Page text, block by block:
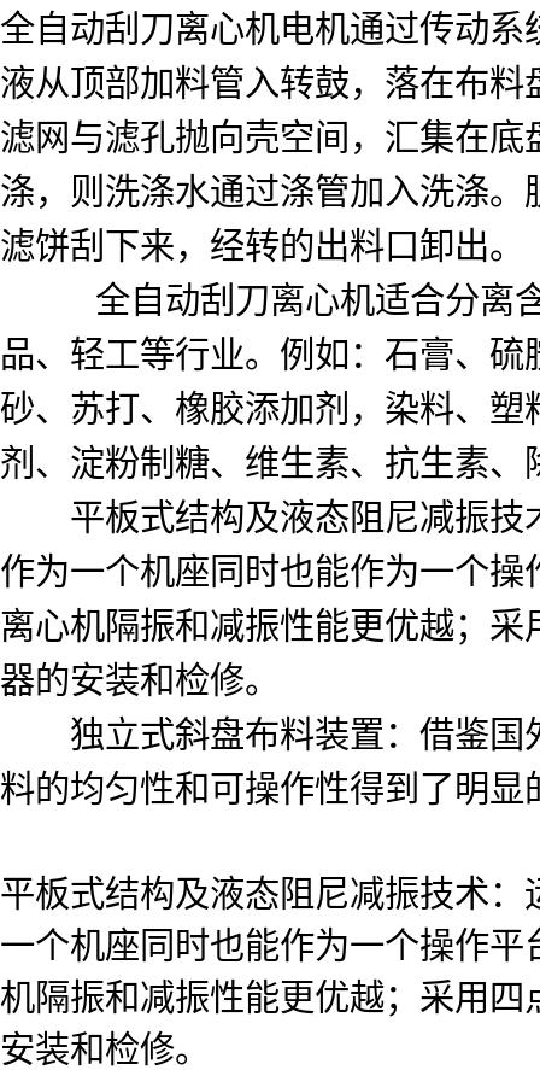
全自动刮刀离心机电机通过传动
液从顶部加料管入转鼓，落在布
滤网与滤孔抛向壳空间，汇集在
涤，则洗涤水通过涤管加入洗涤
滤饼刮下来，经转的出料口卸出。
全自动刮刀离心机适合分离含
品、轻工等行业。例如：石膏、
砂、苏打、橡胶添加剂，染料、
剂、淀粉制糖、维生素、抗生素
平板式结构及液态阻尼减振技
作为一个机座同时也能作为一个
离心机隔振和减振性能更优越；
器的安装和检修。
独立式斜盘布料装置：借鉴国
料的均匀性和可操作性得到了明
平板式结构及液态阻尼减振技术
一个机座同时也能作为一个操作
机隔振和减振性能更优越；采用
安装和检修。